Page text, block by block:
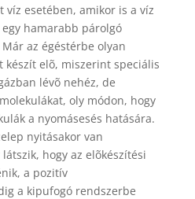
víz esetében, amikor is a víz
hamarabb párolgó
az égéstérbe olyan
készít elõ, miszerint speciális
lévõ nehéz, de
oly módon, hogy
a nyomásesés hatására.
nyitásakor van
hogy az elõkészítési
a pozitív
a kipufogó rendszerbe